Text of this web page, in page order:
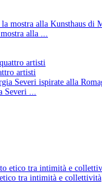
alla ...
artisti
Severi ...
tra intimità e collettività